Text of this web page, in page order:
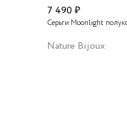
7 490 ₽
Серьги Moonlight
Nature Bijoux